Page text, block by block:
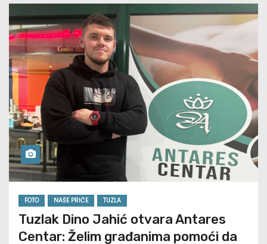
FOTO NAŠE PRIČE TUZLA
Tuzlak Dino Jahić otvara Antares
Centar: Želim građanima pomoći da